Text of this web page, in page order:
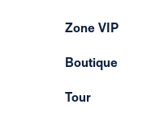
Zone VIP
Boutique
Tour